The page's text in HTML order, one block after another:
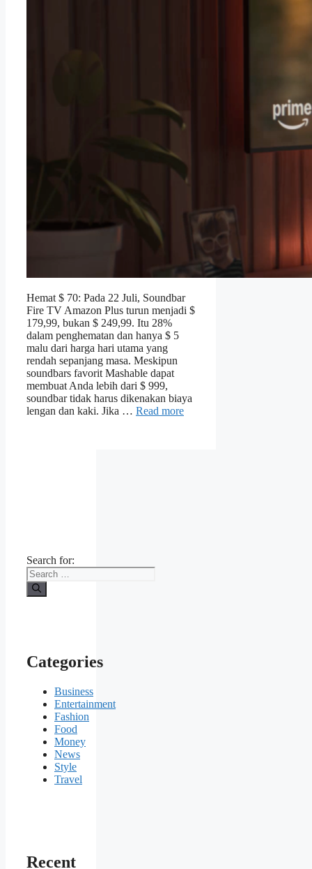
Hemat $ 70: Pada 22 Juli, Soundbar
Fire TV Amazon Plus turun menjadi $
179,99, bukan $ 249,99. Itu 28%
dalam penghematan dan hanya $ 5
malu dari harga hari utama yang
rendah sepanjang masa. Meskipun
soundbars favorit Mashable dapat
membuat Anda lebih dari $ 999,
soundbar tidak harus dikenakan biaya
lengan dan kaki. Jika … Read more
Search for:
Categories
Business
Entertainment
Fashion
Food
Money
News
Style
Travel
Recent